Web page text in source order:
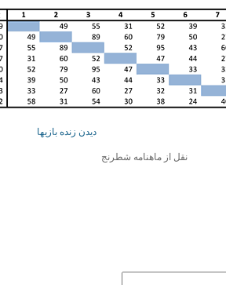
دیدن زنده بازیها
نقل از ماهنامه شطرنج